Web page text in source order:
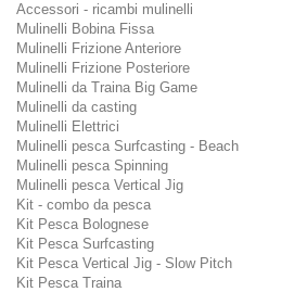
Accessori - ricambi mulinelli
Mulinelli Bobina Fissa
Mulinelli Frizione Anteriore
Mulinelli Frizione Posteriore
Mulinelli da Traina Big Game
Mulinelli da casting
Mulinelli Elettrici
Mulinelli pesca Surfcasting - Beach
Mulinelli pesca Spinning
Mulinelli pesca Vertical Jig
Kit - combo da pesca
Kit Pesca Bolognese
Kit Pesca Surfcasting
Kit Pesca Vertical Jig - Slow Pitch
Kit Pesca Traina